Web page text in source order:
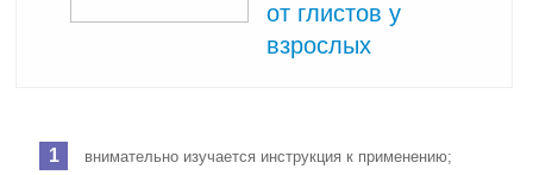
от глистов у
взрослых
внимательно изучается инструкция к применению;